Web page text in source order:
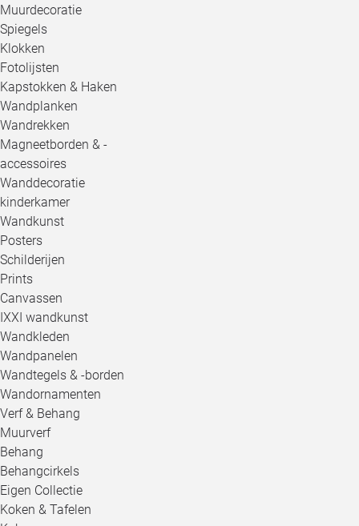
Muurdecoratie
Spiegels
Klokken
Fotolijsten
Kapstokken & Haken
Wandplanken
Wandrekken
Magneetborden & -
accessoires
Wanddecoratie
kinderkamer
Wandkunst
Posters
Schilderijen
Prints
Canvassen
IXXI wandkunst
Wandkleden
Wandpanelen
Wandtegels & -borden
Wandornamenten
Verf & Behang
Muurverf
Behang
Behangcirkels
Eigen Collectie
Koken & Tafelen